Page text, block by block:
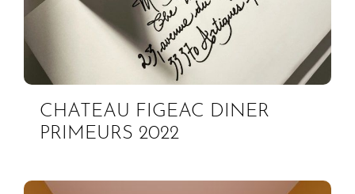
CHATEAU FIGEAC DINER
PRIMEURS 2022